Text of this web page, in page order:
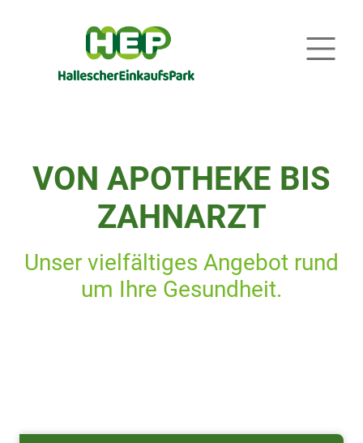
VON APOTHEKE BIS
ZAHNARZT
Unser vielfältiges Angebot rund
um Ihre Gesundheit.